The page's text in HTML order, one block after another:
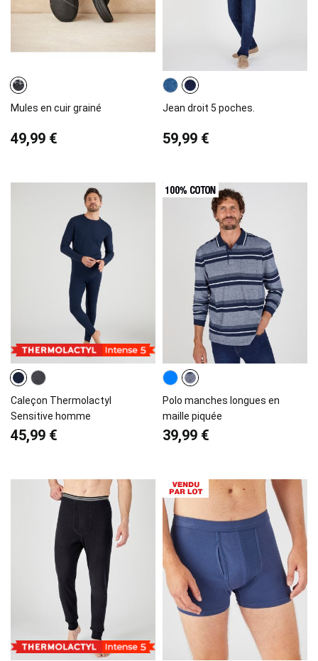
Mules en cuir grainé
49,99 €
Jean droit 5 poches.
59,99 €
Caleçon Thermolactyl
Sensitive homme
45,99 €
Polo manches longues en
maille piquée
39,99 €